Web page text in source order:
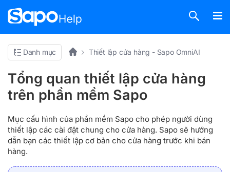
Danh mục Thiết lập cửa hàng - Sapo OmniAI
Tổng quan thiết lập cửa hàng
trên phần mềm Sapo
Mục cấu hình của phần mềm Sapo cho phép người dùng
thiết lập các cài đặt chung cho cửa hàng. Sapo sẽ hướng
dẫn bạn các thiết lập cơ bản cho cửa hàng trước khi bán
hàng.